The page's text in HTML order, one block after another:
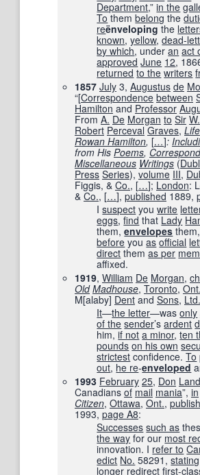
Department,”in the
Tothembelong the
reënvelopingthe
known,yellow,dead-
by which, underan act
approved June 12,
returned to the writers
1857 July 3, Augustus de
“[Correspondence between
Hamilton and Professor
From A. De Morgan to Sir W.
Robert Perceval Graves, Life
Rowan Hamilton, […]:
from His Poems,
Miscellaneous Writings (
Press Series), volume III,
Figgis, & Co., […]; London:
& Co., […], published 1889,
Isuspect youwrite
eggs,findthat Lady
them,envelopes
before youas official
direct themas per
affixed.
1919, William De Morgan,
Old Madhouse, Toronto, Ont.
M[alaby] Dent and Sons, Ltd.
It—the letter—wasonly
of the sender’sardent
him,if not a minor,ten
pounds on his own
strictest confidence.To
out, he re-enveloped
1993 February 25, Don
Canadians of mail mania”, in
Citizen, Ottawa, Ont.,
1993, page A8:
Successes such as
the way for our most
innovation. I refer to
edict No. 58291,stating
longer redirect first-